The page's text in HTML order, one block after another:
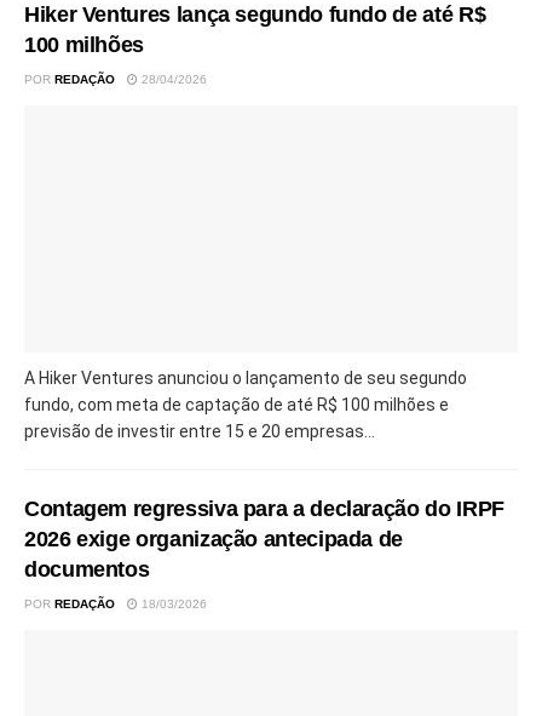
Hiker Ventures lança segundo fundo de até R$
100 milhões
POR REDAÇÃO 28/04/2026
A Hiker Ventures anunciou o lançamento de seu segundo
fundo, com meta de captação de até R$ 100 milhões e
previsão de investir entre 15 e 20 empresas...
Contagem regressiva para a declaração do IRPF
2026 exige organização antecipada de
documentos
POR REDAÇÃO 18/03/2026